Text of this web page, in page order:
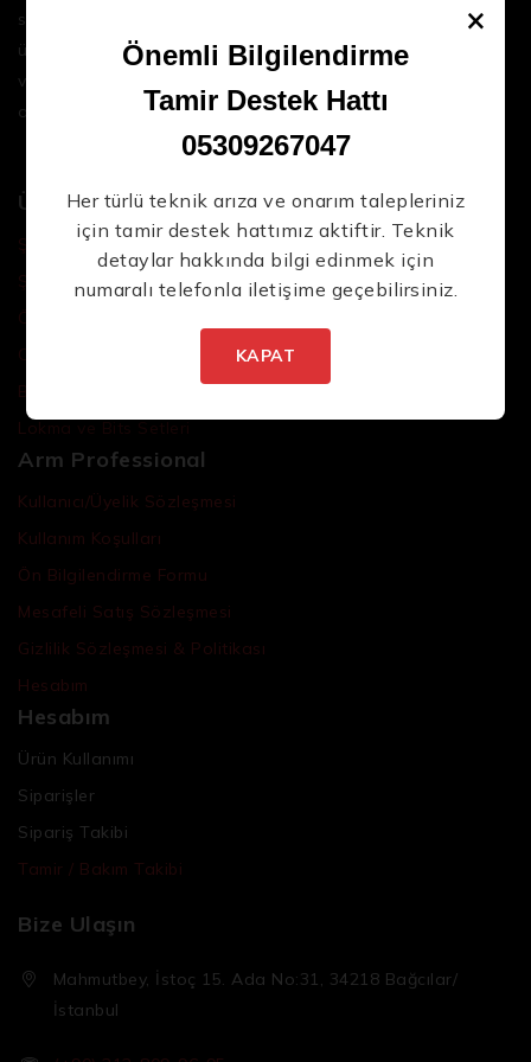
sektördeki en son teknolojileri ve yüksek kaliteli
ürünleri bir araya getirerek iş süreçlerinizi daha
verimli ve sorunsuz hale getirmenize yardımcı
oluyoruz.
Ürünler
Şarjlı El Aletleri
Şarjlı Led Lambalar
Özel Tasarım El Aletleri
Cırcır Kolları
Batarya ve Adaptörler
Lokma ve Bits Setleri
Arm Professional
Kullanıcı/Üyelik Sözleşmesi
Kullanım Koşulları
Ön Bilgilendirme Formu
Mesafeli Satış Sözleşmesi
Gizlilik Sözleşmesi & Politikası
Hesabım
Hesabım
Ürün Kullanımı
Siparişler
Sipariş Takibi
Tamir / Bakım Takibi
Bize Ulaşın
Mahmutbey, İstoç 15. Ada No:31, 34218 Bağcılar/
İstanbul
×
Önemli Bilgilendirme
Tamir Destek Hattı
05309267047
Her türlü teknik arıza ve onarım talepleriniz
için tamir destek hattımız aktiftir. Teknik
detaylar hakkında bilgi edinmek için
numaralı telefonla iletişime geçebilirsiniz.
KAPAT